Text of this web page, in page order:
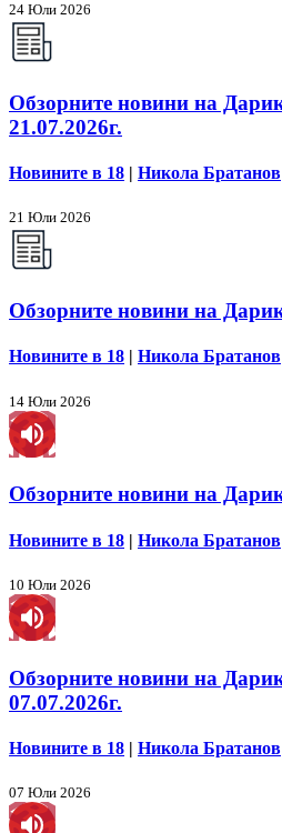
24 Юли 2026
Обзорните новини на
21.07.2026г.
Новините в 18 | Никола Братанов
21 Юли 2026
Обзорните новини на
Новините в 18 | Никола Братанов
14 Юли 2026
Обзорните новини на
Новините в 18 | Никола Братанов
10 Юли 2026
Обзорните новини на
07.07.2026г.
Новините в 18 | Никола Братанов
07 Юли 2026